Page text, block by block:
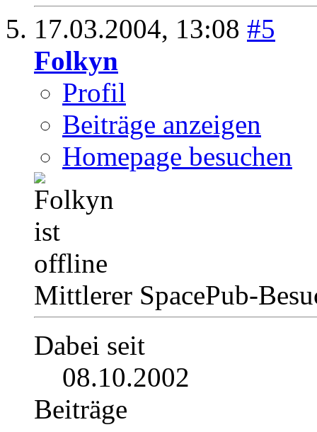
17.03.2004, 13:08 #5
Folkyn
Profil
Beiträge anzeigen
Homepage besuchen
Mittlerer SpacePub-
Dabei seit
08.10.2002
Beiträge